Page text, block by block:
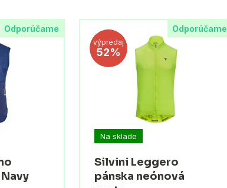
Odporúčame Odporúčame
výpredaj
52%
Na sklade
Silvini Leggero
pánska neónová